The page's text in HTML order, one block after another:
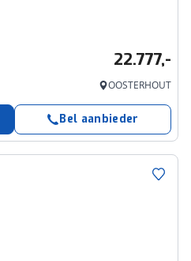
22.777,-
OOSTERHOUT
Bel aanbieder